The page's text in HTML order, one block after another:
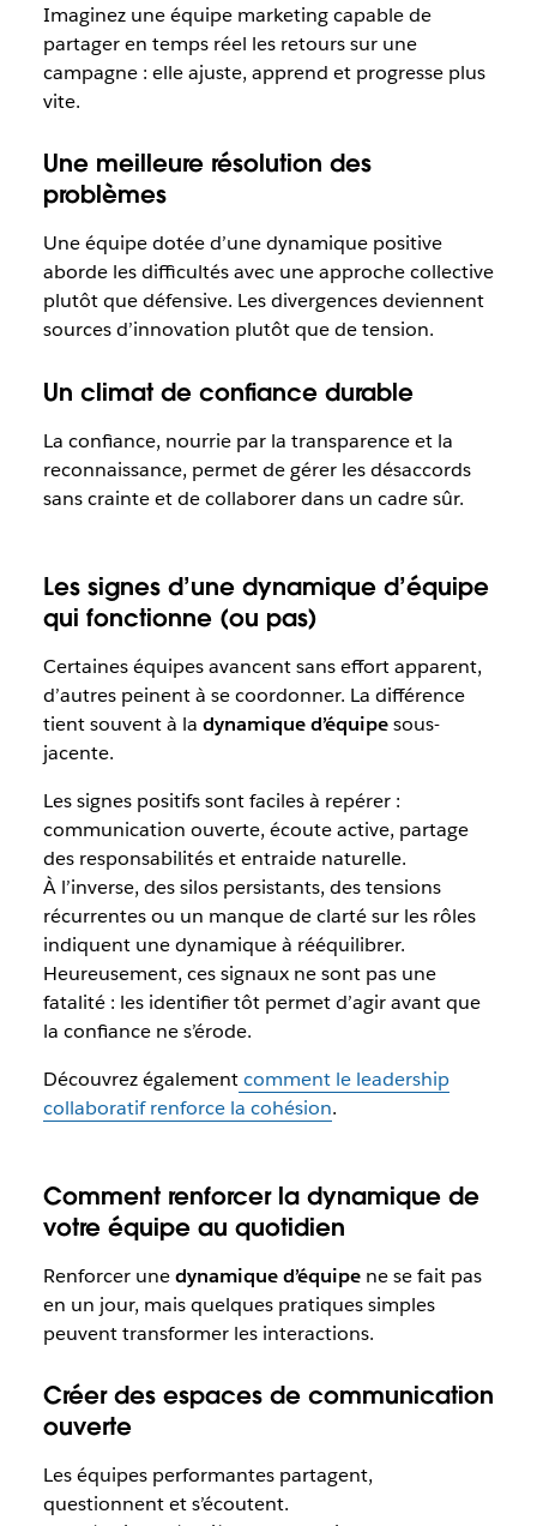
Imaginez une équipe marketing capable de
partager en temps réel les retours sur une
campagne : elle ajuste, apprend et progresse plus
vite.
Une meilleure résolution des
problèmes
Une équipe dotée d’une dynamique positive
aborde les difficultés avec une approche collective
plutôt que défensive. Les divergences deviennent
sources d’innovation plutôt que de tension.
Un climat de confiance durable
La confiance, nourrie par la transparence et la
reconnaissance, permet de gérer les désaccords
sans crainte et de collaborer dans un cadre sûr.
Les signes d’une dynamique d’équipe
qui fonctionne (ou pas)
Certaines équipes avancent sans effort apparent,
d’autres peinent à se coordonner. La différence
tient souvent à la dynamique d’équipesous-
jacente.
Les signes positifs sont faciles à repérer :
communication ouverte, écoute active, partage
des responsabilités et entraide naturelle.
À l’inverse, des silos persistants, des tensions
récurrentes ou un manque de clarté sur les rôles
indiquent une dynamique à rééquilibrer.
Heureusement, ces signaux ne sont pas une
fatalité : les identifier tôt permet d’agir avant que
la confiance ne s’érode.
Découvrez égalementcomment le leadership
collaboratif renforce la cohésion.
Comment renforcer la dynamique de
votre équipe au quotidien
Renforcer unedynamique d’équipene se fait pas
en un jour, mais quelques pratiques simples
peuvent transformer les interactions.
Créer des espaces de communication
ouverte
Les équipes performantes partagent,
questionnent et s’écoutent.